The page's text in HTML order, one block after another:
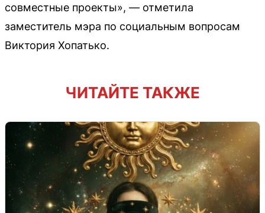
совместные проекты», — отметила
заместитель мэра по социальным вопросам
Виктория Хопатько.
ЧИТАЙТЕ ТАКЖЕ